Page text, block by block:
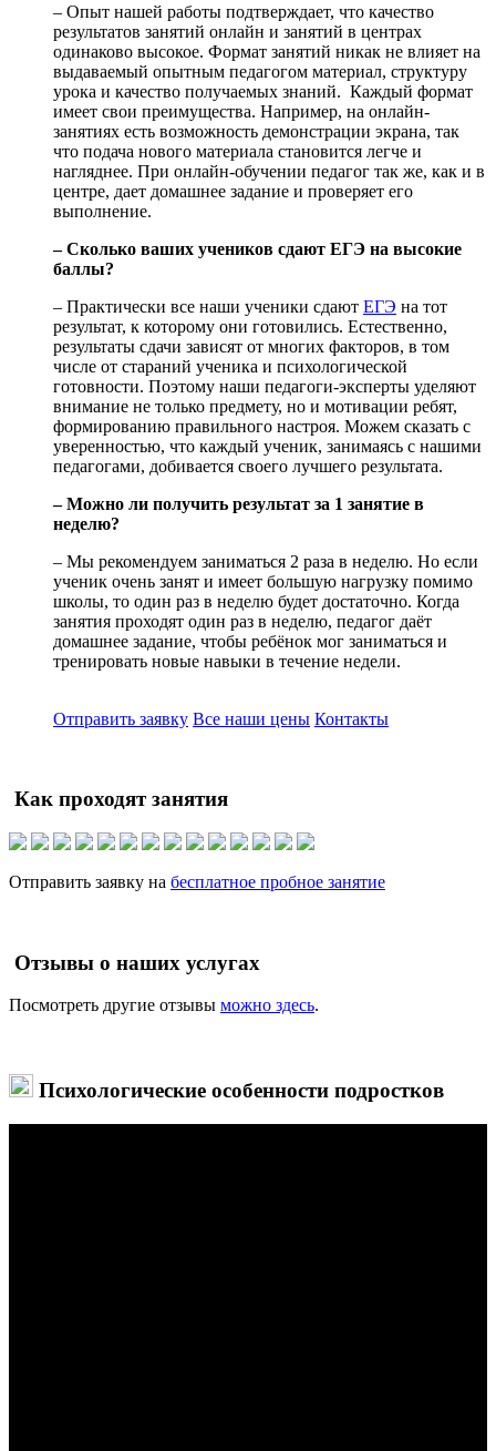
– Опыт нашей работы подтверждает, что качество
результатов занятий онлайн и занятий в центрах
одинаково высокое. Формат занятий никак не влияет на
выдаваемый опытным педагогом материал, структуру
урока и качество получаемых знаний. Каждый формат
имеет свои преимущества. Например, на онлайн-
занятиях есть возможность демонстрации экрана, так
что подача нового материала становится легче и
нагляднее. При онлайн-обучении педагог так же, как и в
центре, дает домашнее задание и проверяет его
выполнение.
– Сколько ваших учеников сдают ЕГЭ на высокие
баллы?
– Практически все наши ученики сдают ЕГЭ на тот
результат, к которому они готовились. Естественно,
результаты сдачи зависят от многих факторов, в том
числе от стараний ученика и психологической
готовности. Поэтому наши педагоги-эксперты уделяют
внимание не только предмету, но и мотивации ребят,
формированию правильного настроя. Можем сказать с
уверенностью, что каждый ученик, занимаясь с нашими
педагогами, добивается своего лучшего результата.
– Можно ли получить результат за 1 занятие в
неделю?
– Мы рекомендуем заниматься 2 раза в неделю. Но если
ученик очень занят и имеет большую нагрузку помимо
школы, то один раз в неделю будет достаточно. Когда
занятия проходят один раз в неделю, педагог даёт
домашнее задание, чтобы ребёнок мог заниматься и
тренировать новые навыки в течение недели.
Отправить заявку Все наши цены Контакты
Как проходят занятия
Отправить заявку на бесплатное пробное занятие
Отзывы о наших услугах
Посмотреть другие отзывы можно здесь.
Психологические особенности подростков